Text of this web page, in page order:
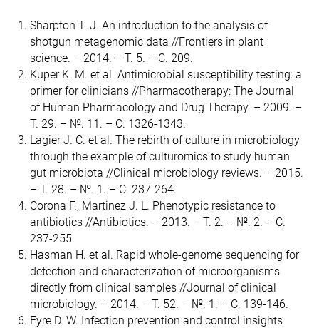
Sharpton T. J. An introduction to the analysis of
shotgun metagenomic data //Frontiers in plant
science. – 2014. – Т. 5. – С. 209.
Kuper K. M. et al. Antimicrobial susceptibility testing: a
primer for clinicians //Pharmacotherapy: The Journal
of Human Pharmacology and Drug Therapy. – 2009. –
Т. 29. – №. 11. – С. 1326-1343.
Lagier J. C. et al. The rebirth of culture in microbiology
through the example of culturomics to study human
gut microbiota //Clinical microbiology reviews. – 2015.
– Т. 28. – №. 1. – С. 237-264.
Corona F., Martinez J. L. Phenotypic resistance to
antibiotics //Antibiotics. – 2013. – Т. 2. – №. 2. – С.
237-255.
Hasman H. et al. Rapid whole-genome sequencing for
detection and characterization of microorganisms
directly from clinical samples //Journal of clinical
microbiology. – 2014. – Т. 52. – №. 1. – С. 139-146.
Eyre D. W. Infection prevention and control insights